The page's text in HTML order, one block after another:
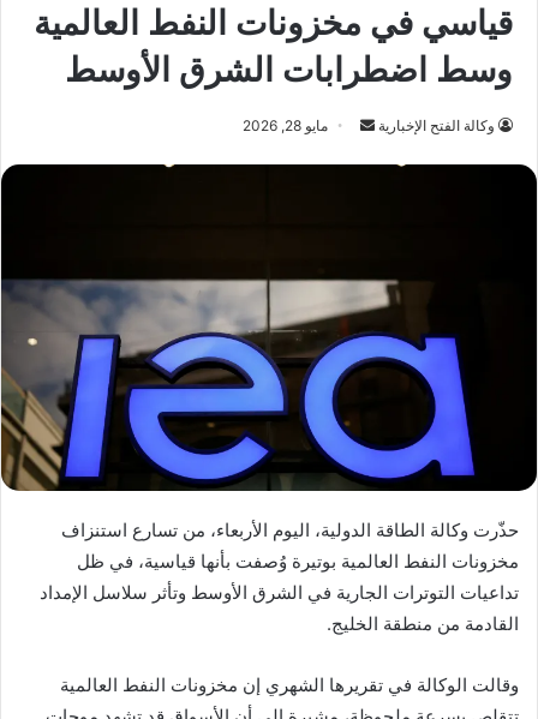
قياسي في مخزونات النفط العالمية
وسط اضطرابات الشرق الأوسط
وكالة الفتح الإخبارية
أرسل مايو 28, 2026
حذّرت وكالة الطاقة الدولية، اليوم الأربعاء، من تسارع استنزاف
مخزونات النفط العالمية بوتيرة وُصفت بأنها قياسية، في ظل
تداعيات التوترات الجارية في الشرق الأوسط وتأثر سلاسل الإمداد
القادمة من منطقة الخليج.
وقالت الوكالة في تقريرها الشهري إن مخزونات النفط العالمية